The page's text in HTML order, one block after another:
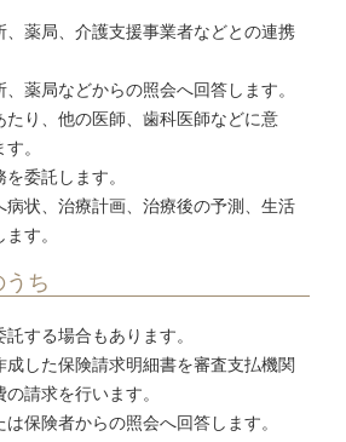
、薬局、介護支援事業者などとの連携
薬局などからの照会へ回答します。
たり、他の医師、歯科医師などに意
。
委託します。
病状、治療計画、治療後の予測、生活
す。
ち
する場合もあります。
成した保険請求明細書を審査支払機関
請求を行います。
保険者からの照会へ回答します。